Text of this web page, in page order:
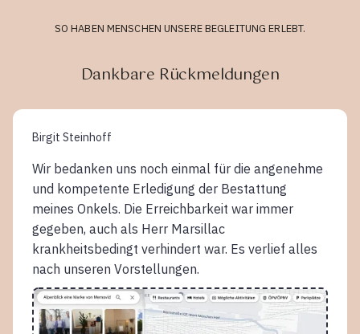
SO HABEN MENSCHEN UNSERE BEGLEITUNG ERLEBT.
Dankbare Rückmeldungen
Birgit Steinhoff
Wir bedanken uns noch einmal für die angenehme
und kompetente Erledigung der Bestattung
meines Onkels. Die Erreichbarkeit war immer
gegeben, auch als Herr Marsillac
krankheitsbedingt verhindert war. Es verlief alles
nach unseren Vorstellungen.